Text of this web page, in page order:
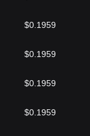
$0.1959
$0.1959
$0.1959
$0.1959